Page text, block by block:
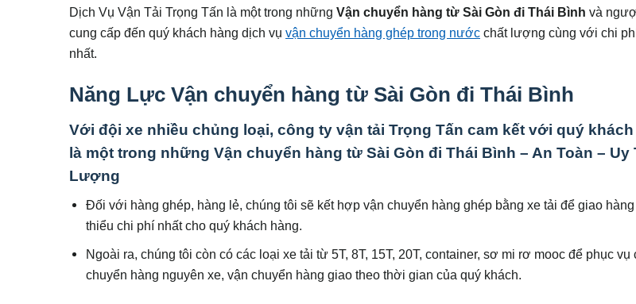
Dịch Vụ Vận Tải Trọng Tấn là một trong những Vận chuyển hàng từ Sài Gòn đi Thái Bình và
cung cấp đến quý khách hàng dịch vụ vận chuyển hàng ghép trong nước chất lượng cùng với chi
nhất.
Năng Lực Vận chuyển hàng từ Sài Gòn đi Thái Bình
Với đội xe nhiều chủng loại, công ty vận tải Trọng Tấn cam kết với quý
là một trong những Vận chuyển hàng từ Sài Gòn đi Thái Bình – An Toàn – Uy
Lượng
Đối với hàng ghép, hàng lẻ, chúng tôi sẽ kết hợp vận chuyển hàng ghép bằng xe tải để giao
thiểu chi phí nhất cho quý khách hàng.
Ngoài ra, chúng tôi còn có các loại xe tải từ 5T, 8T, 15T, 20T, container, sơ mi rơ mooc để phục vụ
chuyển hàng nguyên xe, vận chuyển hàng giao theo thời gian của quý khách.